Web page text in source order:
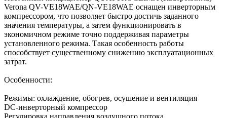
Verona QV-VE18WAE/QN-VE18WAE оснащен инверторным
компрессором, что позволяет быстро достичь заданного
значения температуры, а затем функционировать в
экономичном режиме точно поддерживая параметры
установленного режима. Такая особенность работы
способствует существенному снижению эксплуатационных
затрат.
Особенности:
Режимы: охлаждение, обогрев, осушение и вентиляция
DC-инверторный компрессор
Регулировка направления воздушного потока